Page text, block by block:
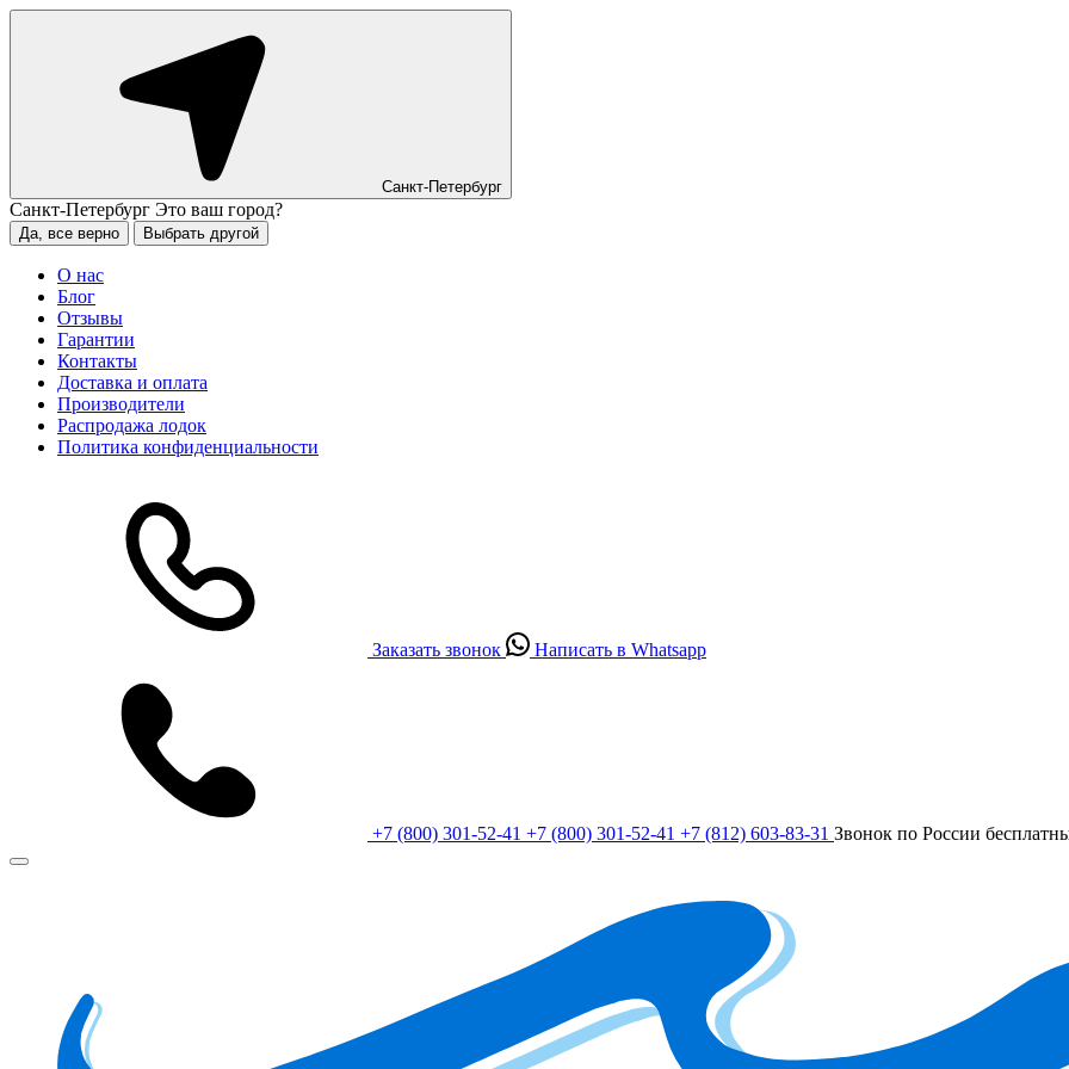
Санкт-Петербург
Санкт-Петербург Это ваш город?
Да, все верно Выбрать другой
О нас
Блог
Отзывы
Гарантии
Контакты
Доставка и оплата
Производители
Распродажа лодок
Политика конфиденциальности
Заказать звонок Написать в Whatsapp
+7 (800) 301-52-41 +7 (800) 301-52-41 +7 (812) 603-83-31 Звонок по России